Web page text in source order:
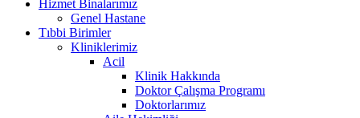
Hizmet Binalarımız
Genel Hastane
Tıbbi Birimler
Kliniklerimiz
Acil
Klinik Hakkında
Doktor Çalışma Programı
Doktorlarımız